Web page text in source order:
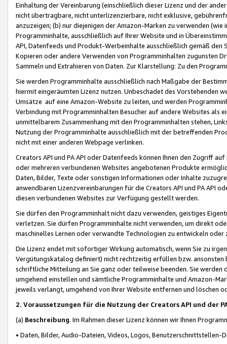
Einhaltung der Vereinbarung (einschließlich dieser Lizenz und der
nicht übertragbare, nicht unterlizenzierbare, nicht exklusive,
anzuzeigen; (b) nur diejenigen der Amazon-Marken zu verwenden
Programminhalte, ausschließlich auf Ihrer Website und in
API, Datenfeeds und Produkt-Werbeinhalte ausschließlich gemäß
Kopieren oder andere Verwenden von Programminhalten zugunsten
Sammeln und Extrahieren von Daten. Zur Klarstellung: Zu den
Sie werden Programminhalte ausschließlich nach Maßgabe der
hiermit eingeräumten Lizenz nutzen. Unbeschadet des Vorstehenden
Umsätze auf eine Amazon-Website zu leiten, und werden
Verbindung mit Programminhalten Besucher auf andere Websites als
unmittelbarem Zusammenhang mit den Programminhalten stehen,
Nutzung der Programminhalte ausschließlich mit der betreffenden
nicht mit einer anderen Webpage verlinken.
Creators API und PA API oder Datenfeeds können Ihnen den Zugriff
oder mehreren verbundenen Websites angebotenen Produkte
Daten, Bilder, Texte oder sonstigen Informationen oder Inhalte
anwendbaren Lizenzvereinbarungen für die Creators API und PA API
diesen verbundenen Websites zur Verfügung gestellt werden.
Sie dürfen den Programminhalt nicht dazu verwenden, geistiges
verletzen. Sie dürfen Programminhalte nicht verwenden, um direkt
maschinelles Lernen oder verwandte Technologien zu entwickeln
Die Lizenz endet mit sofortiger Wirkung automatisch, wenn Sie zu
Vergütungskatalog definiert) nicht rechtzeitig erfüllen bzw. ansonsten
schriftliche Mitteilung an Sie ganz oder teilweise beenden. Sie werden
umgehend einstellen und sämtliche Programminhalte und Amazon-
jeweils verlangt, umgehend von Ihrer Website entfernen und löschen
2. Voraussetzungen für die Nutzung der Creators API und der
(a) Beschreibung. Im Rahmen dieser Lizenz können wir Ihnen
• Daten, Bilder, Audio-Dateien, Videos, Logos, Benutzerschnittstellen-